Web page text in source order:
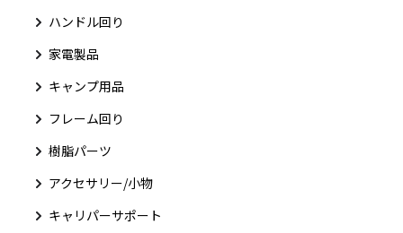
ハンドル回り
家電製品
キャンプ用品
フレーム回り
樹脂パーツ
アクセサリー/小物
キャリパーサポート